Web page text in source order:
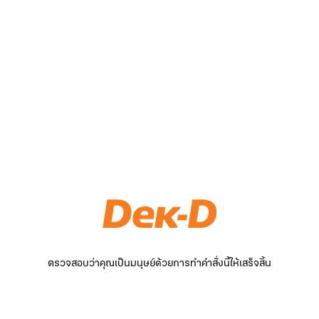
ตรวจสอบว่าคุณเป็นมนุษย์ด้วยการทำคำสั่งนี้ให้เสร็จสิ้น